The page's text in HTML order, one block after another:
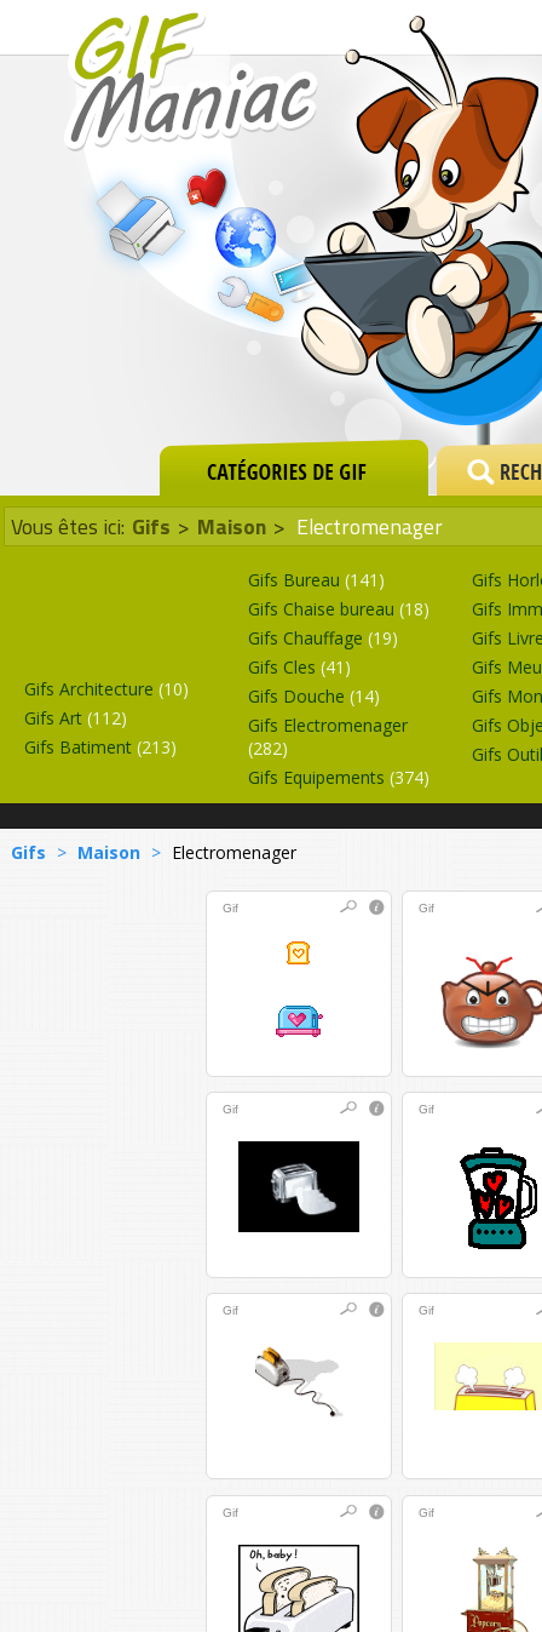
Vous êtes ici: Gifs > Maison > Electromenager
Gifs Architecture (10)
Gifs Art (112)
Gifs Batiment (213)
Gifs Bureau (141)
Gifs Chaise bureau (18)
Gifs Chauffage (19)
Gifs Cles (41)
Gifs Douche (14)
Gifs Electromenager
(282)
Gifs Equipements (374)
Gifs
Gifs
Gifs
Gifs
Gifs
Gifs
Gifs
Gifs > Maison > Electromenager
Gif Gif
Gif Gif
Gif Gif
Gif Gif